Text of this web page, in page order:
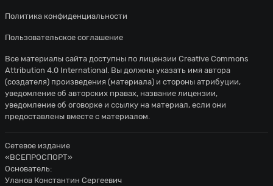
Политика конфиденциальности
Пользовательское соглашение
Все материалы сайта доступны по лицензии Creative Commons
Attribution 4.0 International. Вы должны указать имя автора
(создателя) произведения (материала) и стороны атрибуции,
уведомление об авторских правах, название лицензии,
уведомление об оговорке и ссылку на материал, если они
предоставлены вместе с материалом.
Сетевое издание
«ВСЕПРОСПОРТ»
Основатель:
Уланов Константин Сергеевич